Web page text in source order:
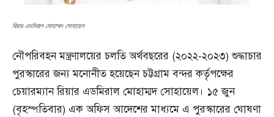
রিয়ার এডমিরাল মোহাম্মদ সোহায়েল
নৌপরিবহন মন্ত্রণালয়ের চলতি অর্থবছরের (২০২২-২০২৩) শুদ্ধাচার
পুরস্কারের জন্য মনোনীত হয়েছেন চট্টগ্রাম বন্দর কর্তৃপক্ষের
চেয়ারম্যান রিয়ার এডমিরাল মোহাম্মদ সোহায়েল। ১৫ জুন
(বৃহস্পতিবার) এক অফিস আদেশের মাধ্যমে এ পুরস্কারের ঘোষণা